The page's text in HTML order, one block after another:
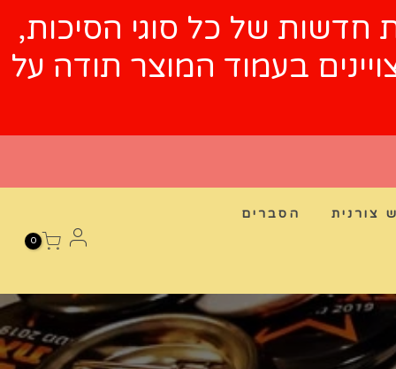
הזמנות חדשות של כל סוגי הסיכות,
המצויינים בעמוד המוצר תודה על
צורנית הסברים
0